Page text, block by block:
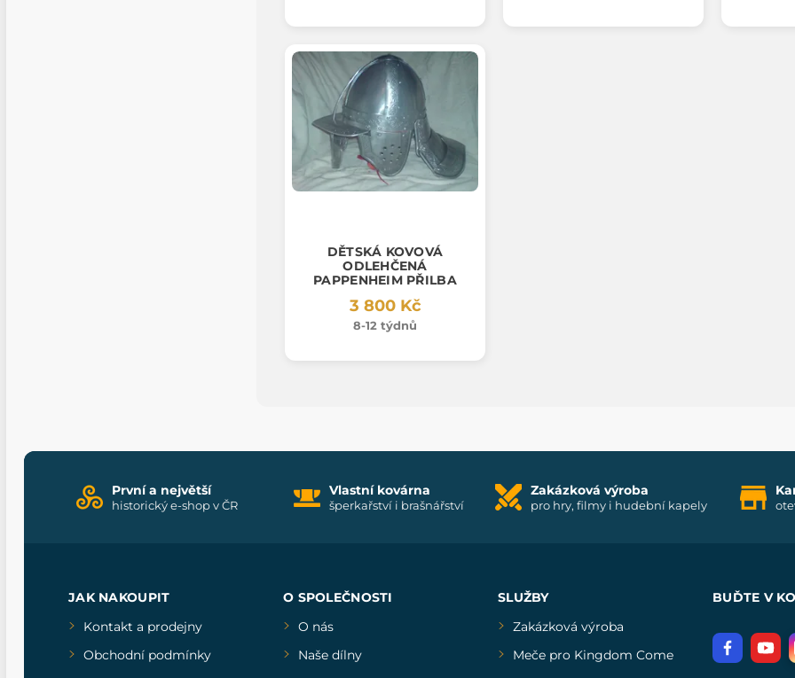
DĚTSKÁ KOVOVÁ
ODLEHČENÁ
PAPPENHEIM PŘILBA
3 800 Kč
8-12 týdnů
První a největší
historický e-shop v ČR
Vlastní kovárna
šperkařství i brašnářství
Zakázková výroba
pro hry, filmy i hudební kapely
JAK NAKOUPIT
Kontakt a prodejny
Obchodní podmínky
O SPOLEČNOSTI
O nás
Naše dílny
SLUŽBY
Zakázková výroba
Meče pro Kingdom Come
BUĎTE V